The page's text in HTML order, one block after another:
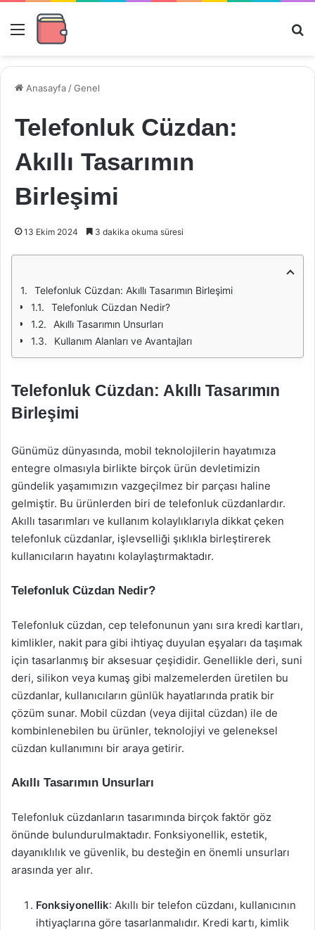
Menü
Anasayfa /Genel
Telefonluk Cüzdan:
Akıllı Tasarımın
Birleşimi
13 Ekim 2024 3 dakika okuma süresi
Telefonluk Cüzdan: Akıllı Tasarımın Birleşimi
Telefonluk Cüzdan Nedir?
Akıllı Tasarımın Unsurları
Kullanım Alanları ve Avantajları
Telefonluk Cüzdan: Akıllı Tasarımın
Birleşimi
Günümüz dünyasında, mobil teknolojilerin hayatımıza
entegre olmasıyla birlikte birçok ürün devletimizin
gündelik yaşamımızın vazgeçilmez bir parçası haline
gelmiştir. Bu ürünlerden biri de telefonluk cüzdanlardır.
Akıllı tasarımları ve kullanım kolaylıklarıyla dikkat çeken
telefonluk cüzdanlar, işlevselliği şıklıkla birleştirerek
kullanıcıların hayatını kolaylaştırmaktadır.
Telefonluk Cüzdan Nedir?
Telefonluk cüzdan, cep telefonunun yanı sıra kredi kartları,
kimlikler, nakit para gibi ihtiyaç duyulan eşyaları da taşımak
için tasarlanmış bir aksesuar çeşididir. Genellikle deri, suni
deri, silikon veya kumaş gibi malzemelerden üretilen bu
cüzdanlar, kullanıcıların günlük hayatlarında pratik bir
çözüm sunar. Mobil cüzdan (veya dijital cüzdan) ile de
kombinlenebilen bu ürünler, teknolojiyi ve geleneksel
cüzdan kullanımını bir araya getirir.
Akıllı Tasarımın Unsurları
Telefonluk cüzdanların tasarımında birçok faktör göz
önünde bulundurulmaktadır. Fonksiyonellik, estetik,
dayanıklılık ve güvenlik, bu desteğin en önemli unsurları
arasında yer alır.
Fonksiyonellik: Akıllı bir telefon cüzdanı, kullanıcının
ihtiyaçlarına göre tasarlanmalıdır. Kredi kartı, kimlik